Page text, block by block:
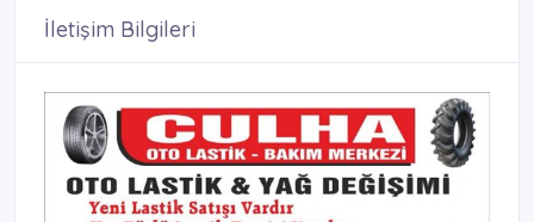
İletişim Bilgileri